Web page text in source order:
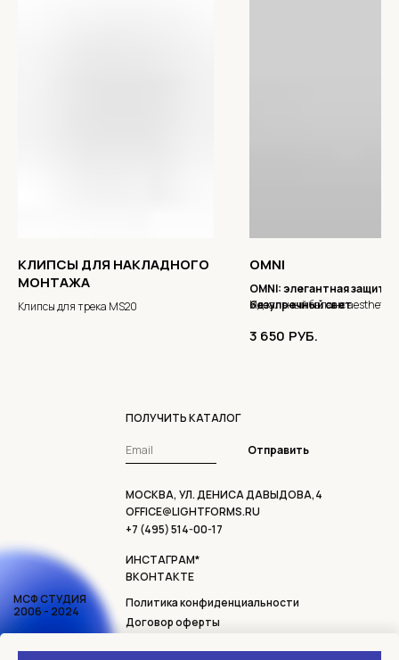
КЛИПСЫ ДЛЯ НАКЛАДНОГО
МОНТАЖА
Клипсы для трека MS20
OMNI
OMNI: элегантная защита и
безупречный свет
света • 2 мощности • 4
Идеальный баланс aesthetics
премиальных SPA.
3 650 РУБ.
МСФ СТУДИЯ
2006 - 2024
МОСКВА, УЛ. ДЕНИСА ДАВЫДОВА,4
ПОЛУЧИТЬ КАТАЛОГ
ИНСТАГРАМ*
ВКОНТАКТЕ
+7 (495) 514-00-17
OFFICE@LIGHTFORMS.RU
Отправить
Политика конфиденциальности
Договор оферты